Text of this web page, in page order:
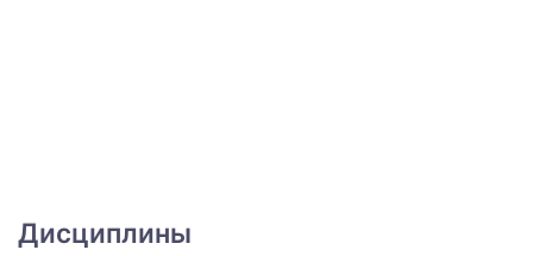
Дисциплины